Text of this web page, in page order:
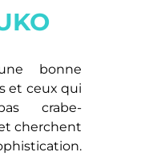
bonne
et ceux qui
crabe-
cherchent